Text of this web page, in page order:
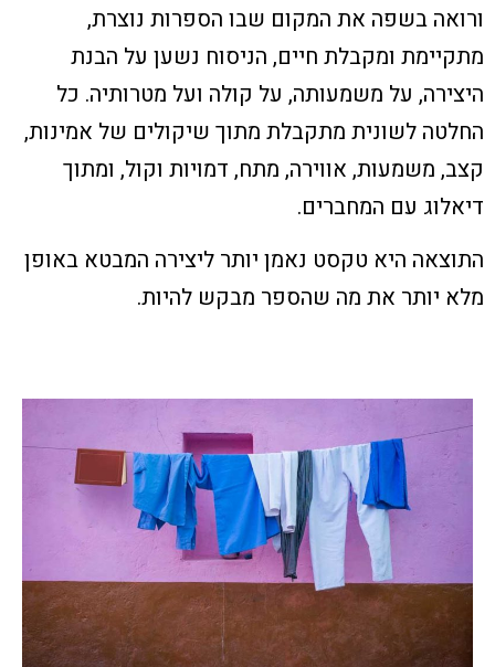
ורואה בשפה את המקום שבו הספרות נוצרת,
מתקיימת ומקבלת חיים, הניסוח נשען על הבנת
היצירה, על משמעותה, על קולה ועל מטרותיה. כל
החלטה לשונית מתקבלת מתוך שיקולים של אמינות,
קצב, משמעות, אווירה, מתח, דמויות וקול, ומתוך
דיאלוג עם המחברים.
התוצאה היא טקסט נאמן יותר ליצירה המבטא באופן
מלא יותר את מה שהספר מבקש להיות.